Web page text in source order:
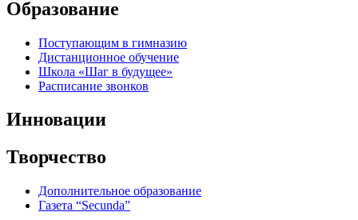
Образование
Поступающим в гимназию
Дистанционное обучение
Школа «Шаг в будущее»
Расписание звонков
Инновации
Творчество
Дополнительное образование
Газета “Secunda”